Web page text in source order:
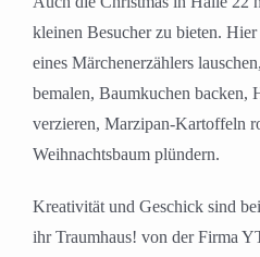
kleinen Besucher zu bieten.
eines Märchenerzählers
bemalen, Baumkuchen backen,
verzieren, Marzipan-Kartoffeln
Weihnachtsbaum plündern.
Kreativität und Geschick sind
ihr Traumhaus! von der Firma